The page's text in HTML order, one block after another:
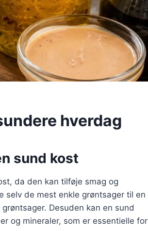
hverdag
sund kost
da den kan tilføje smag og
selv de mest enkle grøntsager til en
Desuden kan en sund
og mineraler, som er essentielle for